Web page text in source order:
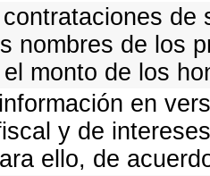
de
nombres de los
monto de los
en
y de
ello, de